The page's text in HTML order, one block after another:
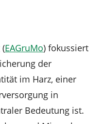
EAGruMo) fokussiert
der
im Harz, einer
in
Bedeutung ist.